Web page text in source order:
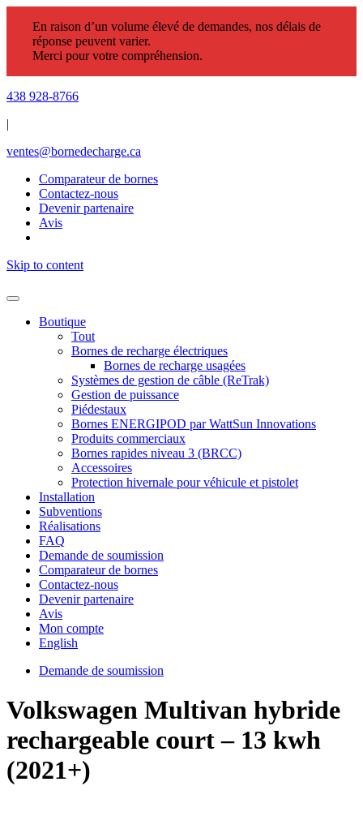
En raison d’un volume élevé de demandes, nos délais de
réponse peuvent varier.
Merci pour votre compréhension.
438 928-8766
|
ventes@bornedecharge.ca
Comparateur de bornes
Contactez-nous
Devenir partenaire
Avis
Skip to content
Boutique
Tout
Bornes de recharge électriques
Bornes de recharge usagées
Systèmes de gestion de câble (ReTrak)
Gestion de puissance
Piédestaux
Bornes ENERGIPOD par WattSun Innovations
Produits commerciaux
Bornes rapides niveau 3 (BRCC)
Accessoires
Protection hivernale pour véhicule et pistolet
Installation
Subventions
Réalisations
FAQ
Demande de soumission
Comparateur de bornes
Contactez-nous
Devenir partenaire
Avis
Mon compte
English
Demande de soumission
Volkswagen Multivan hybride
rechargeable court – 13 kwh
(2021+)